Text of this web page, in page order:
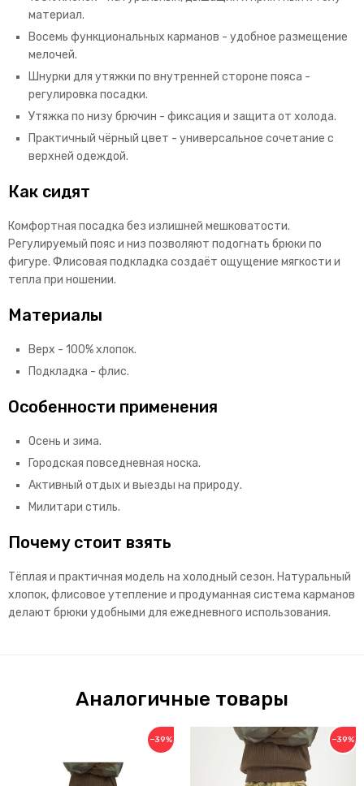
материал.
Восемь функциональных карманов - удобное размещение
мелочей.
Шнурки для утяжки по внутренней стороне пояса -
регулировка посадки.
Утяжка по низу брючин - фиксация и защита от холода.
Практичный чёрный цвет - универсальное сочетание с
верхней одеждой.
Как сидят
Комфортная посадка без излишней мешковатости.
Регулируемый пояс и низ позволяют подогнать брюки по
фигуре. Флисовая подкладка создаёт ощущение мягкости и
тепла при ношении.
Материалы
Верх - 100% хлопок.
Подкладка - флис.
Особенности применения
Осень и зима.
Городская повседневная носка.
Активный отдых и выезды на природу.
Милитари стиль.
Почему стоит взять
Тёплая и практичная модель на холодный сезон. Натуральный
хлопок, флисовое утепление и продуманная система карманов
делают брюки удобными для ежедневного использования.
Аналогичные товары
−39% −39%